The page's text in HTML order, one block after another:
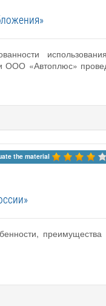
ООО «Автоплюс»
the material